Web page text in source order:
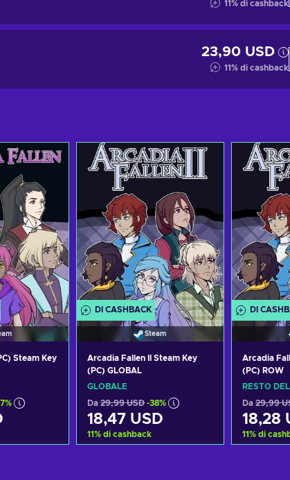
11% di cashback
23,90 USD
11% di cashback
Steam Key
DI CASHBACK
Steam
Arcadia Fallen II Steam Key
(PC) GLOBAL
GLOBALE
Da 29,99 USD -38%
18,47 USD
11% di cashback
DI
Arcadia
(PC) ROW
RESTO
Da 29,99
18,28
11% di